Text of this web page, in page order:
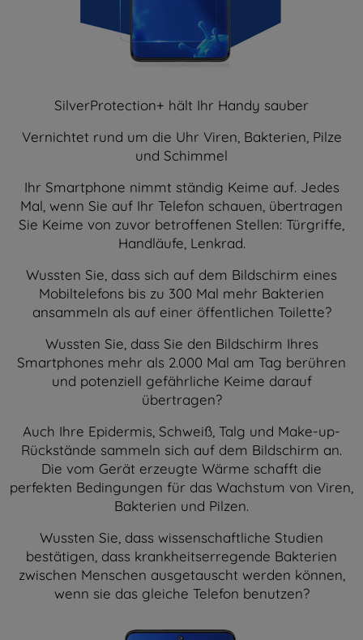
SilverProtection+ hält Ihr Handy sauber
Vernichtet rund um die Uhr Viren, Bakterien, Pilze
und Schimmel
Ihr Smartphone nimmt ständig Keime auf. Jedes
Mal, wenn Sie auf Ihr Telefon schauen, übertragen
Sie Keime von zuvor betroffenen Stellen: Türgriffe,
Handläufe, Lenkrad.
Wussten Sie, dass sich auf dem Bildschirm eines
Mobiltelefons bis zu 300 Mal mehr Bakterien
ansammeln als auf einer öffentlichen Toilette?
Wussten Sie, dass Sie den Bildschirm Ihres
Smartphones mehr als 2.000 Mal am Tag berühren
und potenziell gefährliche Keime darauf
übertragen?
Auch Ihre Epidermis, Schweiß, Talg und Make-up-
Rückstände sammeln sich auf dem Bildschirm an.
Die vom Gerät erzeugte Wärme schafft die
perfekten Bedingungen für das Wachstum von Viren,
Bakterien und Pilzen.
Wussten Sie, dass wissenschaftliche Studien
bestätigen, dass krankheitserregende Bakterien
zwischen Menschen ausgetauscht werden können,
wenn sie das gleiche Telefon benutzen?